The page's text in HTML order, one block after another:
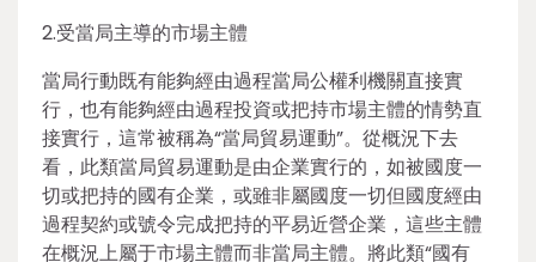
2.受當局主導的市場主體
當局行動既有能夠經由過程當局公權利機關直接實
行，也有能夠經由過程投資或把持市場主體的情勢直
接實行，這常被稱為“當局貿易運動”。從概況下去
看，此類當局貿易運動是由企業實行的，如被國度一
切或把持的國有企業，或雖非屬國度一切但國度經由
過程契約或號令完成把持的平易近營企業，這些主體
在概況上屬于市場主體而非當局主體。將此類“國有